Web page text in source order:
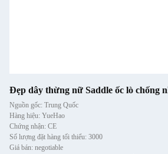
Đẹp dây thừng nữ Saddle ốc lò chống
Nguồn gốc: Trung Quốc
Hàng hiệu: YueHao
Chứng nhận: CE
Số lượng đặt hàng tối thiểu: 3000
Giá bán: negotiable